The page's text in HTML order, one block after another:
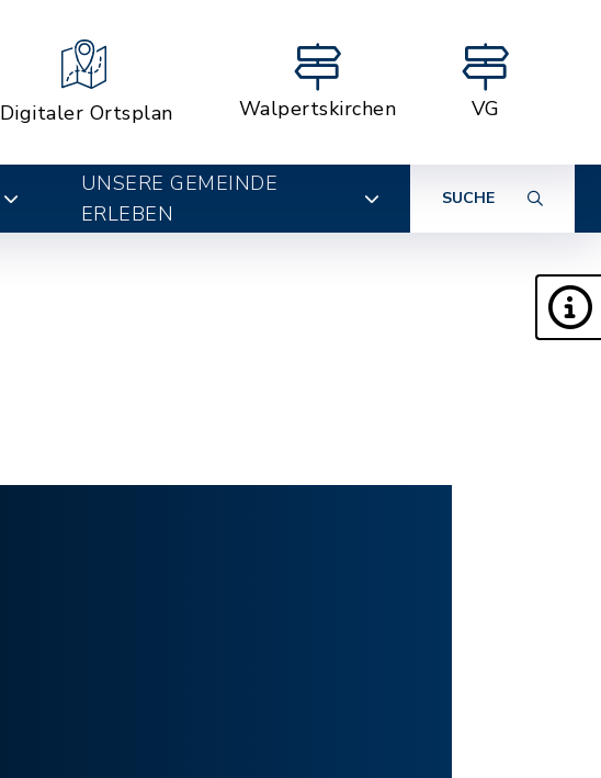
Digitaler Ortsplan Walpertskirchen VG
UNSERE GEMEINDE
ERLEBEN
SUCHE